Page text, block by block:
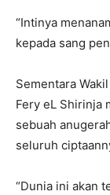
“Intinya
kepada sang
Sementara
Fery eL Shirinja
sebuah
seluruh
“Dunia ini akan